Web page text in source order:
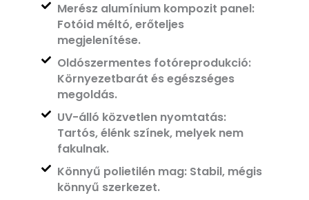
Merész alumínium kompozit panel:
Fotóid méltó, erőteljes
megjelenítése.
Oldószermentes fotóreprodukció:
Környezetbarát és egészséges
megoldás.
UV-álló közvetlen nyomtatás:
Tartós, élénk színek, melyek nem
fakulnak.
Könnyű polietilén mag: Stabil, mégis
könnyű szerkezet.